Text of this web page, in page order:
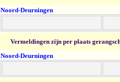
Noord-Deurningen
Vermeldingen zijn per plaats
Noord-Deurningen